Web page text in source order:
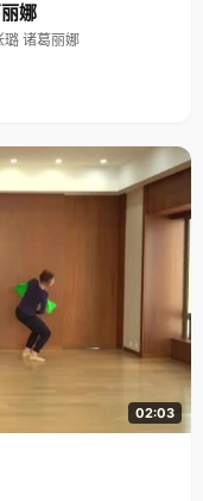
娜
璐 诸葛丽娜
02:03